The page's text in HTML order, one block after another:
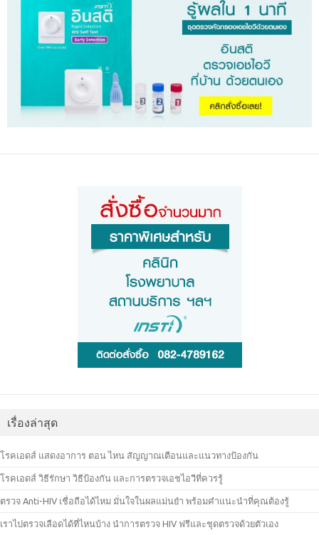
เรื่องล่าสุด
โรคเอดส์ แสดงอาการ ตอน ไหน สัญญาณเตือนและแนวทางป้องกัน
โรคเอดส์ วิธีรักษา วิธีป้องกัน และการตรวจเอชไอวีที่ควรรู้
ตรวจ Anti-HIV เชื่อถือได้ไหม มั่นใจในผลแม่นยำ พร้อมคำแนะนำที่คุณต้องรู้
เราไปตรวจเลือดได้ที่ไหนบ้าง นำการตรวจ HIV ฟรีและชุดตรวจด้วยตัวเอง